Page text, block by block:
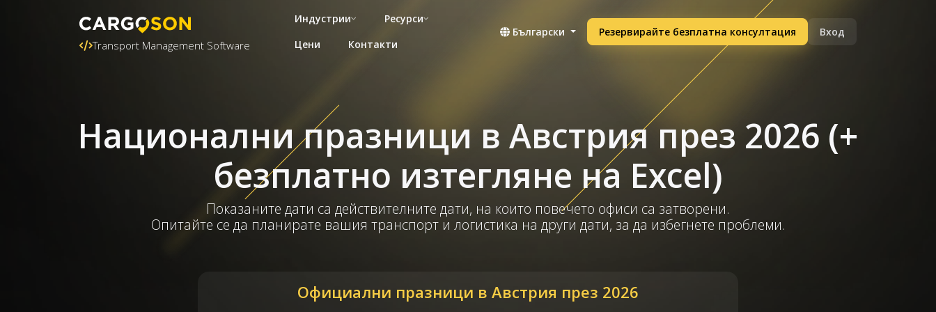
Transport Management Software
Индустрии
Ресурси
Цени
Контакти
Български Резервирайте безплатна консултация Вход
Национални празници в Австрия през 2026 (+
безплатно изтегляне на Excel)
Показаните дати са действителните дати, на които повечето офиси са затворени.
Опитайте се да планирате вашия транспорт и логистика на други дати, за да избегнете проблеми.
Официални празници в Австрия през 2026